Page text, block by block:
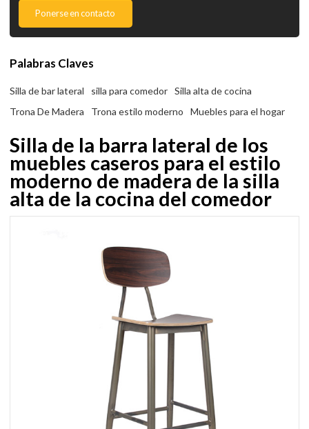
Ponerse en contacto
Palabras Claves
Silla de bar lateral silla para comedor
Silla alta de cocina
Trona De Madera
Trona estilo moderno Muebles para el hogar
Silla de la barra lateral de los
muebles caseros para el estilo
moderno de madera de la silla
alta de la cocina del comedor